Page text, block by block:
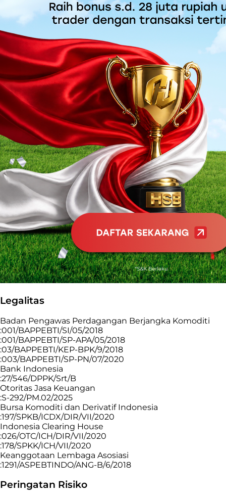
Legalitas
Badan Pengawas Perdagangan Berjangka Komoditi
:001/BAPPEBTI/SI/05/2018
:001/BAPPEBTI/SP-APA/05/2018
:03/BAPPEBTI/KEP-BPK/9/2018
:003/BAPPEBTI/SP-PN/07/2020
Bank Indonesia
:27/546/DPPK/Srt/B
Otoritas Jasa Keuangan
:S-292/PM.02/2025
Bursa Komoditi dan Derivatif Indonesia
:197/SPKB/ICDX/DIR/VII/2020
Indonesia Clearing House
:026/OTC/ICH/DIR/VII/2020
:178/SPKK/ICH/VII/2020
Keanggotaan Lembaga Asosiasi
:1291/ASPEBTINDO/ANG-B/6/2018
Peringatan Risiko